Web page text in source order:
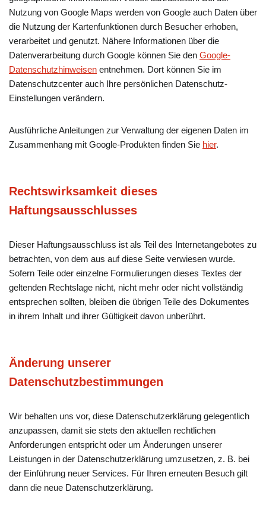
Nutzung von Google Maps werden von Google auch Daten über
die Nutzung der Kartenfunktionen durch Besucher erhoben,
verarbeitet und genutzt. Nähere Informationen über die
Datenverarbeitung durch Google können Sie den Google-
Datenschutzhinweisen entnehmen. Dort können Sie im
Datenschutzcenter auch Ihre persönlichen Datenschutz-
Einstellungen verändern.
Ausführliche Anleitungen zur Verwaltung der eigenen Daten im
Zusammenhang mit Google-Produkten finden Sie hier.
Rechtswirksamkeit dieses
Haftungsausschlusses
Dieser Haftungsausschluss ist als Teil des Internetangebotes zu
betrachten, von dem aus auf diese Seite verwiesen wurde.
Sofern Teile oder einzelne Formulierungen dieses Textes der
geltenden Rechtslage nicht, nicht mehr oder nicht vollständig
entsprechen sollten, bleiben die übrigen Teile des Dokumentes
in ihrem Inhalt und ihrer Gültigkeit davon unberührt.
Änderung unserer
Datenschutzbestimmungen
Wir behalten uns vor, diese Datenschutzerklärung gelegentlich
anzupassen, damit sie stets den aktuellen rechtlichen
Anforderungen entspricht oder um Änderungen unserer
Leistungen in der Datenschutzerklärung umzusetzen, z. B. bei
der Einführung neuer Services. Für Ihren erneuten Besuch gilt
dann die neue Datenschutzerklärung.